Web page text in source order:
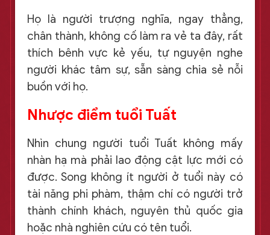
Họ là người trượng nghĩa, ngay thẳng,
chân thành, không cố làm ra vẻ ta đây, rất
thích bênh vực kẻ yếu, tự nguyện nghe
người khác tâm sự, sẵn sàng chia sẻ nỗi
buồn với họ.
Nhược điểm tuổi Tuất
Nhìn chung người tuổi Tuất không mấy
nhàn hạ mà phải lao động cật lực mới có
được. Song không ít người ở tuổi này có
tài năng phi phàm, thậm chí có người trở
thành chính khách, nguyên thủ quốc gia
hoặc nhà nghiên cứu có tên tuổi.